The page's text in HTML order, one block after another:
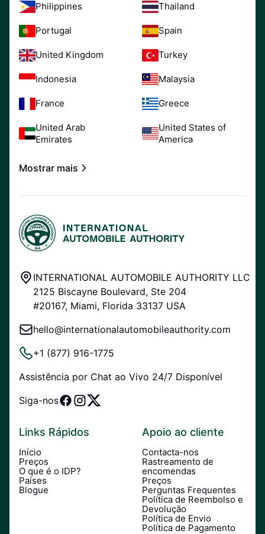
Philippines Thailand
Portugal Spain
United Kingdom Turkey
Indonesia Malaysia
France Greece
United Arab
Emirates
United States of
America
Mostrar mais
INTERNATIONAL AUTOMOBILE AUTHORITY LLC
2125 Biscayne Boulevard, Ste 204
#20167, Miami, Florida 33137 USA
hello@internationalautomobileauthority.com
+1 (877) 916-1775
Assistência por Chat ao Vivo 24/7 Disponível
Siga-nos
Links Rápidos
Início
Preços
O que é o IDP?
Países
Blogue
Apoio ao cliente
Contacta-nos
Rastreamento de
encomendas
Preços
Perguntas Frequentes
Política de Reembolso e
Devolução
Política de Envio
Política de Pagamento